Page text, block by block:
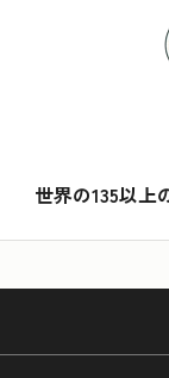
世界の135以